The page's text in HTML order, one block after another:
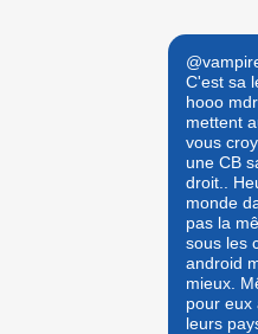
C'est sa
hooo
mettent
vous
une CB
droit..
monde
pas la
sous les
android
mieux.
pour eux
leurs